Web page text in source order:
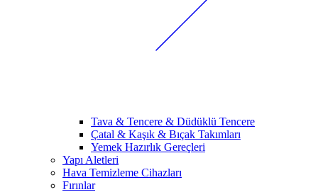
Tava & Tencere & Düdüklü Tencere
Çatal & Kaşık & Bıçak Takımları
Yemek Hazırlık Gereçleri
Yapı Aletleri
Hava Temizleme Cihazları
Fırınlar